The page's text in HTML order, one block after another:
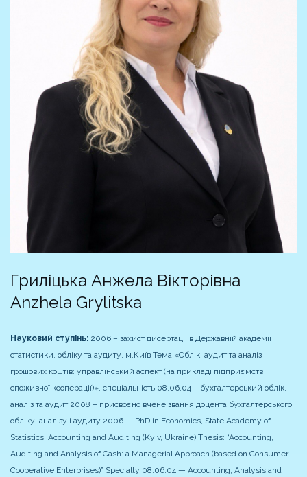
Гриліцька Анжела Вікторівна
Anzhela Grylitska
Науковий ступінь: 2006 – захист дисертації в Державній академії
статистики, обліку та аудиту, м.Київ Тема «Облік, аудит та аналіз
грошових коштів: управлінський аспект (на прикладі підприємств
споживчої кооперації)», спеціальність 08.06.04 – бухгалтерський облік,
аналіз та аудит 2008 – присвоєно вчене звання доцента бухгалтерського
обліку, аналізу і аудиту 2006 — PhD in Economics, State Academy of
Statistics, Accounting and Auditing (Kyiv, Ukraine) Thesis: “Accounting,
Auditing and Analysis of Cash: a Managerial Approach (based on Consumer
Cooperative Enterprises)” Specialty 08.06.04 — Accounting, Analysis and